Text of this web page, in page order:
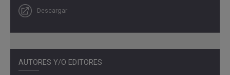
Descargar
AUTORES Y/O EDITORES
cercanos al uso del valor promedio por parte de las
personas naturales de la transferencia intra
(COP 144.000), y tarjeta crédito (COP 170.000).
tarjetas débito (COP 179.000) corresponden a dicho